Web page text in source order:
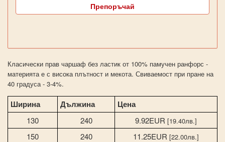
Препоръчай
Класически прав чаршаф без ластик от 100% памучен ранфорс -
материята е с висока плътност и мекота. Свиваемост при пране на
40 градуса - 3-4%.
Ширина Дължина Цена
130 240 9.92EUR [19.40лв.]
150 240 11.25EUR [22.00лв.]